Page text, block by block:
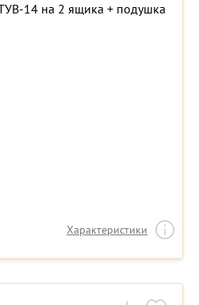
14 на 2 ящика + подушка
Характеристики